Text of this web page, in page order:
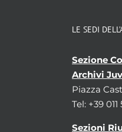
LE SEDI
Sezione
Archivi
Piazza
Tel: +39 011
Sezioni